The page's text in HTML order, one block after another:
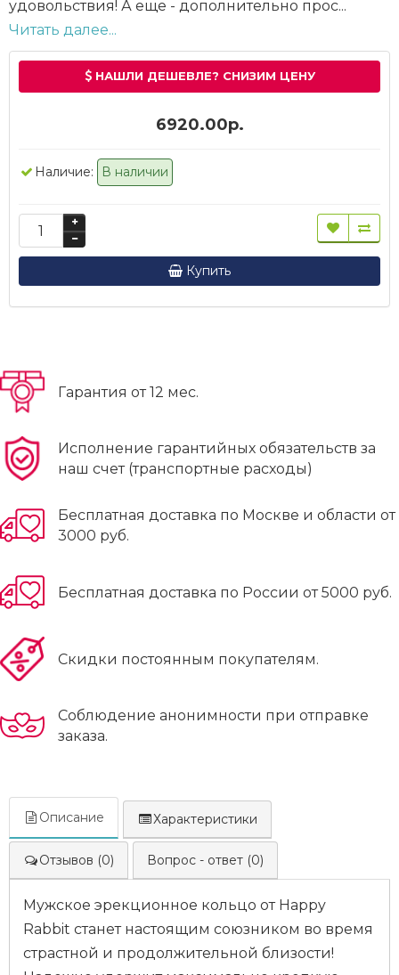
удовольствия! А еще - дополнительно прос...
Читать далее...
НАШЛИ ДЕШЕВЛЕ? СНИЗИМ ЦЕНУ
6920.00р.
Наличие: В наличии
Купить
Гарантия от 12 мес.
Исполнение гарантийных обязательств за
наш счет (транспортные расходы)
Бесплатная доставка по Москве и области от
3000 руб.
Бесплатная доставка по России от 5000 руб.
Скидки постоянным покупателям.
Соблюдение анонимности при отправке
заказа.
Описание Характеристики
Отзывов (0) Вопрос - ответ (0)
Мужское эрекционное кольцо от Happy
Rabbit станет настоящим союзником во время
страстной и продолжительной близости!